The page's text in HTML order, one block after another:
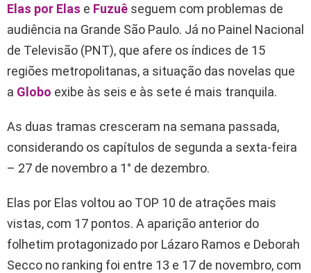
Elas por Elas e Fuzuê seguem com problemas de
audiência na Grande São Paulo. Já no Painel Nacional
de Televisão (PNT), que afere os índices de 15
regiões metropolitanas, a situação das novelas que
a Globo exibe às seis e às sete é mais tranquila.
As duas tramas cresceram na semana passada,
considerando os capítulos de segunda a sexta-feira
– 27 de novembro a 1° de dezembro.
Elas por Elas voltou ao TOP 10 de atrações mais
vistas, com 17 pontos. A aparição anterior do
folhetim protagonizado por Lázaro Ramos e Deborah
Secco no ranking foi entre 13 e 17 de novembro, com